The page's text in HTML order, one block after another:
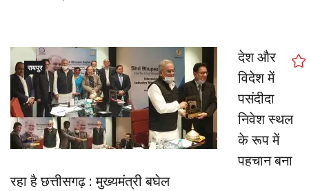
रायपुर
देश और
विदेश में
पसंदीदा
निवेश स्थल
के रूप में
पहचान बना
रहा है छत्तीसगढ़ : मुख्यमंत्री बघेल